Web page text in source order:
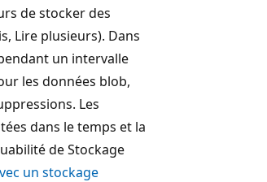
de stocker des
Lire plusieurs). Dans
un intervalle
les données blob,
Les
dans le temps et la
de Stockage
un stockage